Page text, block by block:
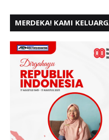
MERDEKA! KAMI
- 80,